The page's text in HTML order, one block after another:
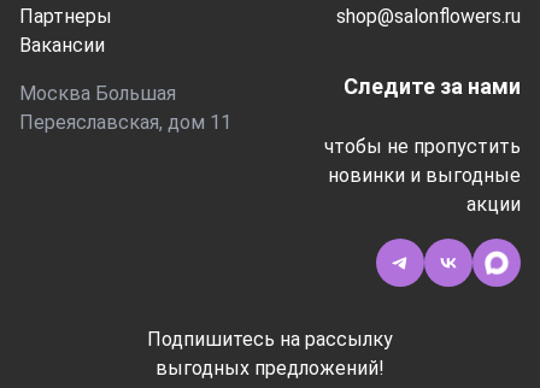
Партнеры
Вакансии
Москва Большая
Переяславская, дом 11
shop@salonflowers.ru
Следите за нами
чтобы не пропустить
новинки и выгодные
акции
Подпишитесь на рассылку
выгодных предложений!